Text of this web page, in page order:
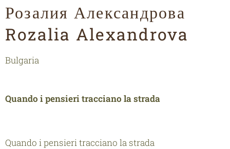
Розалия Александрова
Rozalia Alexandrova
Bulgaria
Quando i pensieri tracciano la strada
Quando i pensieri tracciano la strada